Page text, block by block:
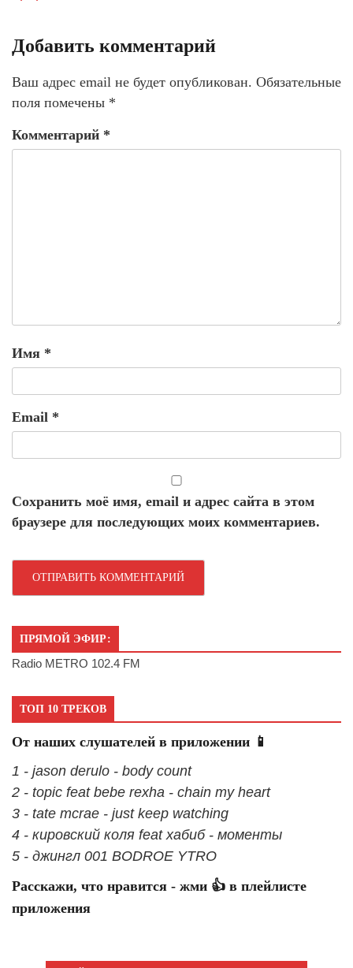
Добавить комментарий
Ваш адрес email не будет опубликован. Обязательные
поля помечены *
Комментарий *
Имя *
Email *
Сохранить моё имя, email и адрес сайта в этом
браузере для последующих моих комментариев.
ПРЯМОЙ ЭФИР:
Radio METRO 102.4 FM
ТОП 10 ТРЕКОВ
От наших слушателей в приложении 📱
1 - jason derulo - body count
2 - topic feat bebe rexha - chain my heart
3 - tate mcrae - just keep watching
4 - кировский коля feat хабиб - моменты
5 - джингл 001 BODROE YTRO
Расскажи, что нравится - жми 👍 в плейлисте
приложения